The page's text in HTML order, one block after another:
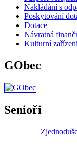
Nakládání s
Poskytování
Dotace
Návratná
Kulturní
GObec
Senioři